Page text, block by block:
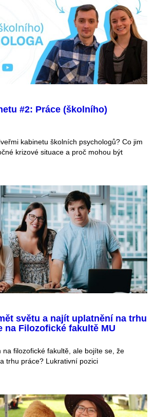
#2: Práce (školního)
kabinetu školních psychologů? Co jim
krizové situace a proč mohou být
světu a najít uplatnění na trhu
na Filozofické fakultě MU
na filozofické fakultě, ale bojíte se, že
trhu práce? Lukrativní pozici